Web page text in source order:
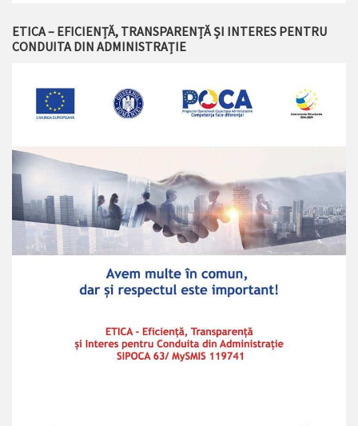
ETICA – EFICIENȚĂ, TRANSPARENȚĂ ȘI INTERES PENTRU
CONDUITA DIN ADMINISTRAȚIE